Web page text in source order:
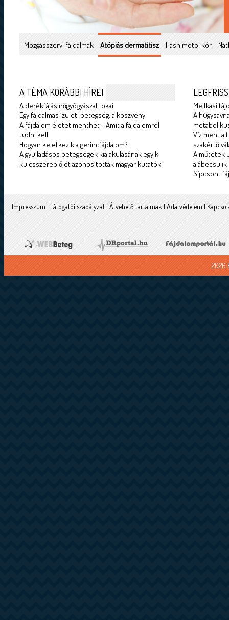
Mozgásszervi fájdalmak Atópiás dermatitisz Hashimoto-kór
A TÉMA KORÁBBI HÍREI
A derékfájás nőgyógyászati okai
Egy fájdalmas ízületi betegség: a köszvény
A fájdalom életet menthet - Amit a fájdalomról
tudni kell
Hogyan keletkezik a gerincfájdalom?
A gyulladásos betegségek kialakulásának egyik
kulcsszereplőjét azonosították magyar kutatók
Mellkasi
A
Víz ment a
szakértő
A műtétek
alábecsülik
Sípcsont
Impresszum | Látogatói szabályzat | Átvehető tartalmak | Adatvédelem |
2026